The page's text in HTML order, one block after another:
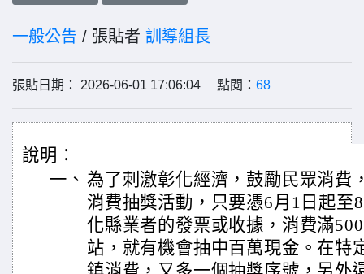
一般公告 / 張貼者 訓導組長
張貼日期： 2026-06-01 17:06:04 點閱： 68
說明：
一、 為了刺激彰化經濟，鼓勵民眾消費
消費抽獎活動，只要憑6月1日起至
化縣業者的發票或收據，消費滿
站，就有機會抽中百萬現金。在特